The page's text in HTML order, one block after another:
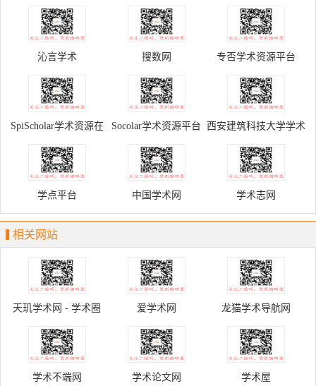
沁言学术 搜数网 专否学术资源平台
SpiScholar学术资源在
线
Socolar学术资源平台 西安建筑科技大学学术
资源网
学点平台 中国学术网 学术志网
相关网站
天玑学术网 - 学术圈 爱学术网 龙猫学术导航网
学术不端网 学术论文网 学术屋